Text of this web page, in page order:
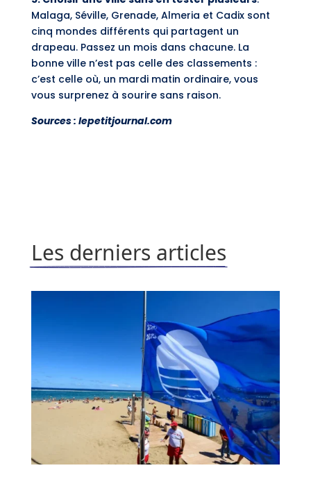
Malaga, Séville, Grenade, Almeria et Cadix sont
cinq mondes différents qui partagent un
drapeau. Passez un mois dans chacune. La
bonne ville n’est pas celle des classements :
c’est celle où, un mardi matin ordinaire, vous
vous surprenez à sourire sans raison.
Sources : lepetitjournal.com
Les derniers articles